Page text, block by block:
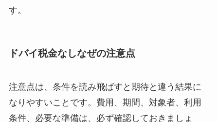
す。
ドバイ税金なしなぜの注意点
注意点は、条件を読み飛ばすと期待と違う結果に
なりやすいことです。費用、期間、対象者、利用
条件、必要な準備は、必ず確認しておきましょ